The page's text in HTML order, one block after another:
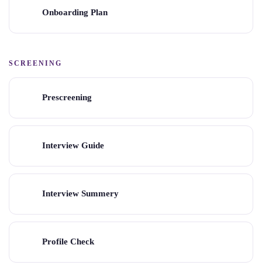
Onboarding Plan
SCREENING
Prescreening
Interview Guide
Interview Summery
Profile Check